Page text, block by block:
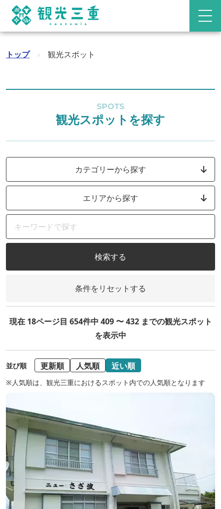
トップ › 観光スポット
SPOTS
観光スポットを探す
カテゴリーから探す
エリアから探す
検索する
条件をリセットする
現在 18ページ目 654件中 409 〜 432 までの観光スポット
を表示中
並び順 更新順 人気順 近い順
※人気順は、観光三重におけるスポット内での人気順となります